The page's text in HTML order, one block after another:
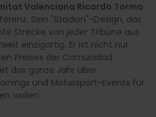
Valenciana Ricardo Tormo
Sein "Stadion"-Design, das
Strecke von jeder Tribüne aus
einzigartig. Er ist nicht nur
Preises der Comunidad
das ganze Jahr über
und Motorsport-Events für
wollen.